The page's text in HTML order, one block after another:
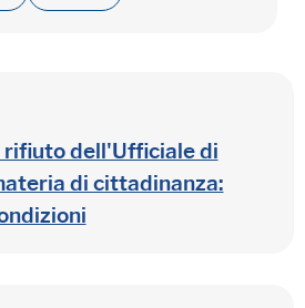
rifiuto dell'Ufficiale di
di cittadinanza: